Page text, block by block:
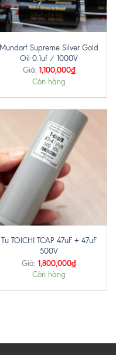
Mundorf Supreme Silver Gold
Oil 0.1uf / 1000V
Giá: 1,100,000₫
Còn hàng
Tụ TOICHI TCAP 47uF + 47uF
500V
Giá: 1,800,000₫
Còn hàng